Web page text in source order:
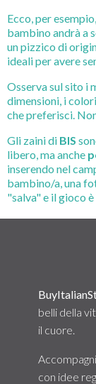
Ecco, per
bambino andrà a
un pizzico di
ideali per avere
Osserva sul sito i
dimensioni, i
che preferisci.
Gli zaini di BIS
libero, ma anche
inserendo nel
bambino/a, una
"salva" e il gioco
SoloBuy Italian
belli della
il cuore.
con idee